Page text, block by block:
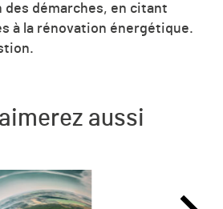
des démarches, en citant
à la rénovation énergétique.
aussi